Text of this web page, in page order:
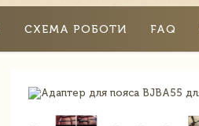
СХЕМА РОБОТИ FAQ